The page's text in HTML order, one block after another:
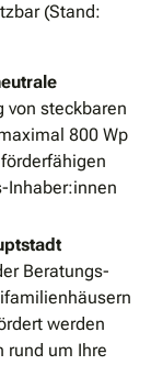
(Stand:
von steckbaren
800 Wp
Inhaber:innen
Beratungs-
werden
rund um Ihre